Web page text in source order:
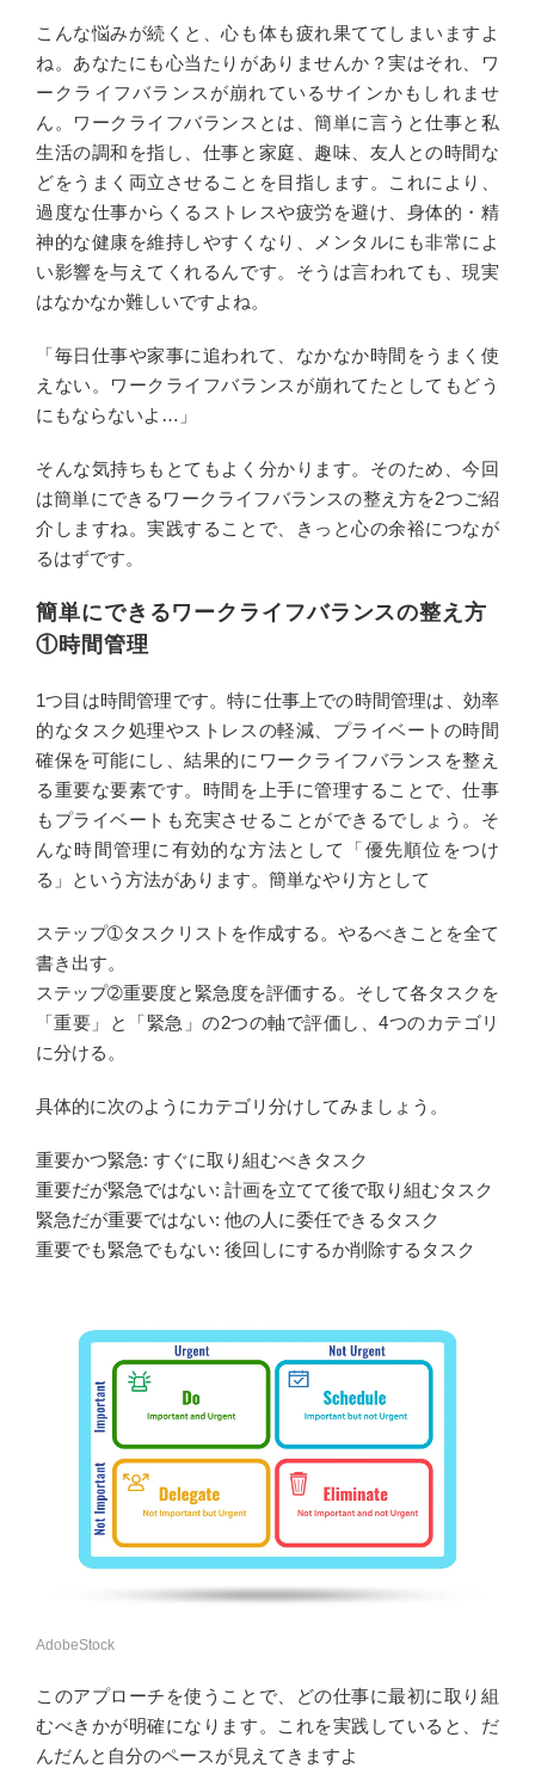
こんな悩みが続くと、心も体も疲れ果ててしまいますよ
ね。あなたにも心当たりがありませんか？実はそれ、ワ
ークライフバランスが崩れているサインかもしれませ
ん。ワークライフバランスとは、簡単に言うと仕事と私
生活の調和を指し、仕事と家庭、趣味、友人との時間な
どをうまく両立させることを目指します。これにより、
過度な仕事からくるストレスや疲労を避け、身体的・精
神的な健康を維持しやすくなり、メンタルにも非常によ
い影響を与えてくれるんです。そうは言われても、現実
はなかなか難しいですよね。
「毎日仕事や家事に追われて、なかなか時間をうまく使
えない。ワークライフバランスが崩れてたとしてもどう
にもならないよ…」
そんな気持ちもとてもよく分かります。そのため、今回
は簡単にできるワークライフバランスの整え方を2つご紹
介しますね。実践することで、きっと心の余裕につなが
るはずです。
簡単にできるワークライフバランスの整え方
①時間管理
1つ目は時間管理です。特に仕事上での時間管理は、効率
的なタスク処理やストレスの軽減、プライベートの時間
確保を可能にし、結果的にワークライフバランスを整え
る重要な要素です。時間を上手に管理することで、仕事
もプライベートも充実させることができるでしょう。そ
んな時間管理に有効的な方法として「優先順位をつけ
る」という方法があります。簡単なやり方として
ステップ➀タスクリストを作成する。やるべきことを全て
書き出す。
ステップ➁重要度と緊急度を評価する。そして各タスクを
「重要」と「緊急」の2つの軸で評価し、4つのカテゴリ
に分ける。
具体的に次のようにカテゴリ分けしてみましょう。
重要かつ緊急: すぐに取り組むべきタスク
重要だが緊急ではない: 計画を立てて後で取り組むタスク
緊急だが重要ではない: 他の人に委任できるタスク
重要でも緊急でもない: 後回しにするか削除するタスク
AdobeStock
このアプローチを使うことで、どの仕事に最初に取り組
むべきかが明確になります。これを実践していると、だ
んだんと自分のペースが見えてきますよ